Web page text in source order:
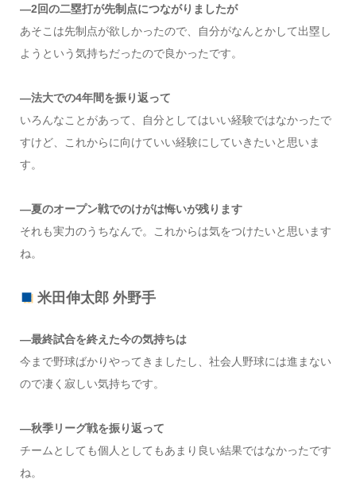
—2回の二塁打が先制点につながりましたが
あそこは先制点が欲しかったので、自分がなんとかして出塁し
ようという気持ちだったので良かったです。
—法大での4年間を振り返って
いろんなことがあって、自分としてはいい経験ではなかったで
すけど、これからに向けていい経験にしていきたいと思いま
す。
—夏のオープン戦でのけがは悔いが残ります
それも実力のうちなんで。これからは気をつけたいと思います
ね。
米田伸太郎 外野手
—最終試合を終えた今の気持ちは
今まで野球ばかりやってきましたし、社会人野球には進まない
ので凄く寂しい気持ちです。
—秋季リーグ戦を振り返って
チームとしても個人としてもあまり良い結果ではなかったです
ね。